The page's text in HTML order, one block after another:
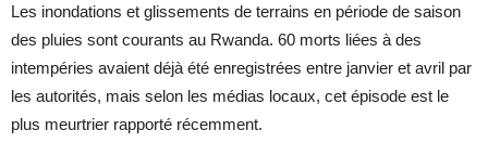
Les inondations et glissements de terrains en période de saison
des pluies sont courants au Rwanda. 60 morts liées à des
intempéries avaient déjà été enregistrées entre janvier et avril par
les autorités, mais selon les médias locaux, cet épisode est le
plus meurtrier rapporté récemment.